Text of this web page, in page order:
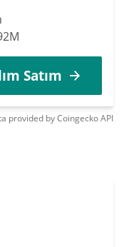
Satım
provided byCoingeckoAPI